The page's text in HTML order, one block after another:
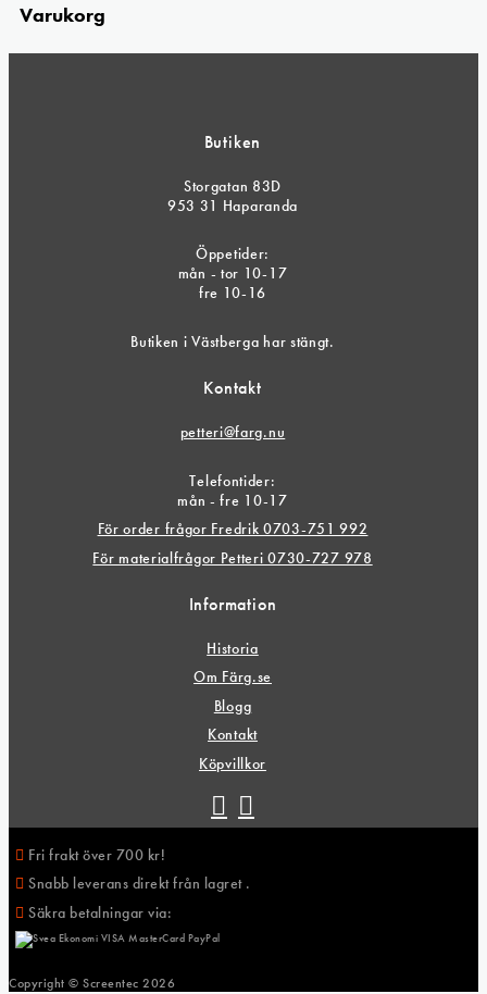
Varukorg
Butiken
Storgatan 83D
953 31 Haparanda
Öppetider:
mån - tor 10-17
fre 10-16
Butiken i Västberga har stängt.
Kontakt
petteri@farg.nu
Telefontider:
mån - fre 10-17
För order frågor Fredrik 0703-751 992
För materialfrågor Petteri 0730-727 978
Information
Historia
Om Färg.se
Blogg
Kontakt
Köpvillkor
Fri frakt över 700 kr!
Snabb leverans direkt från lagret .
Säkra betalningar via:
Copyright © Screentec 2026